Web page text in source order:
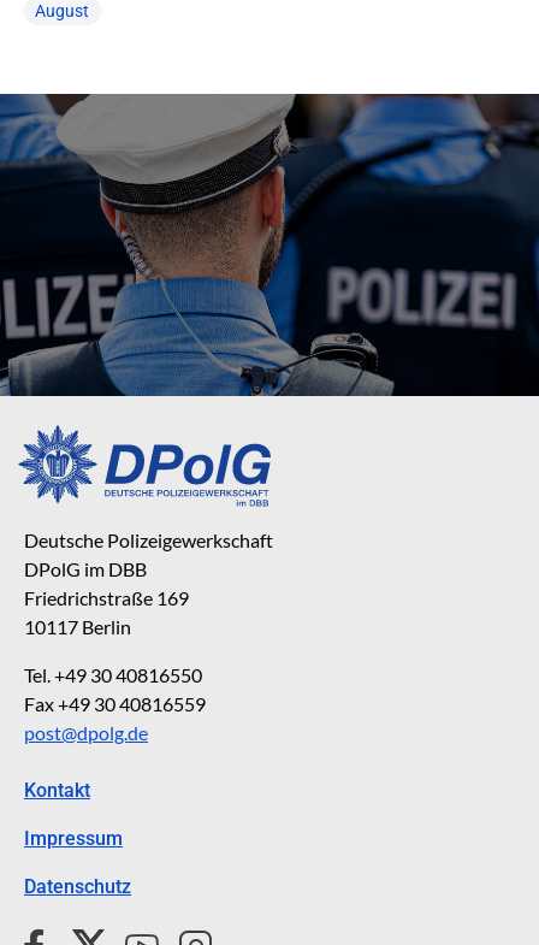
August
Deutsche Polizeigewerkschaft
DPolG im DBB
Friedrichstraße 169
10117 Berlin
Tel. +49 30 40816550
Fax +49 30 40816559
post@dpolg.de
Kontakt
Impressum
Datenschutz